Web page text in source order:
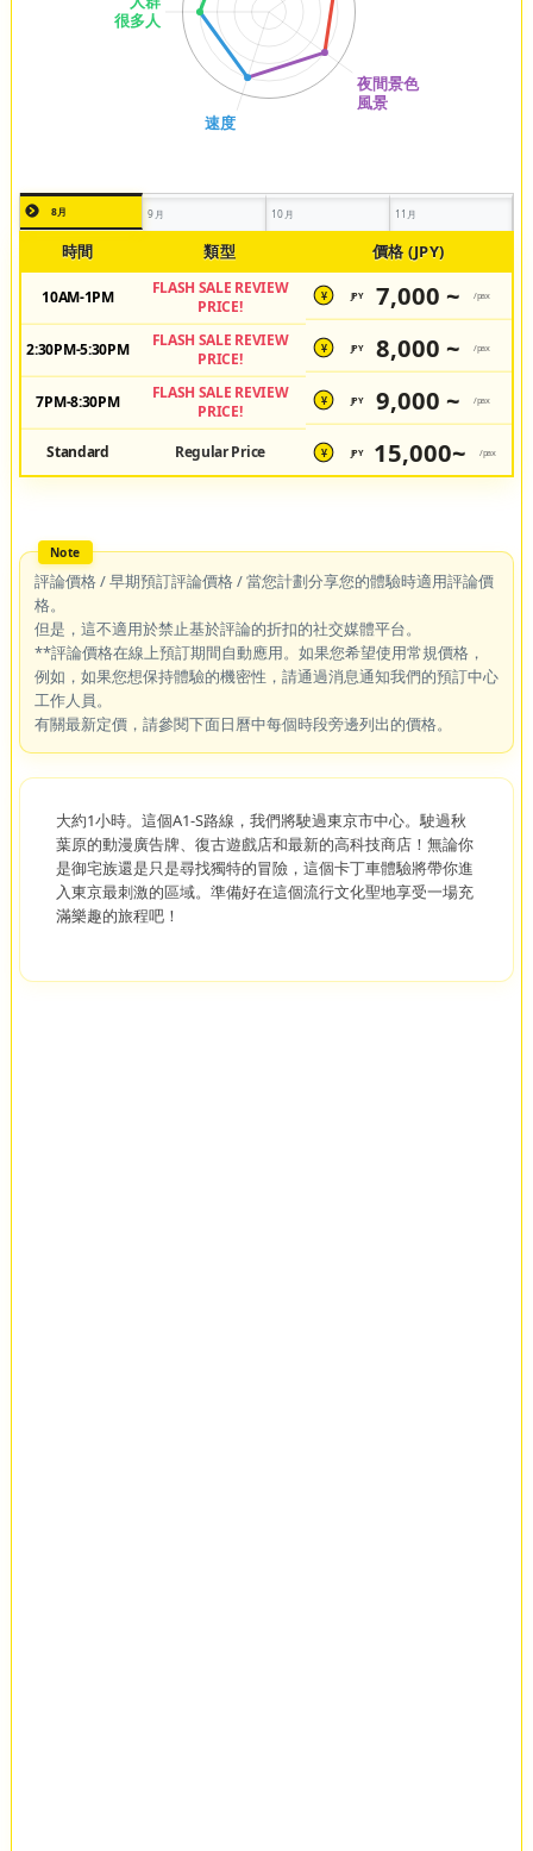
8月 9月 10月 11月
時間 類型 價格 (JPY)
10AM-1PM
FLASH SALE REVIEW
PRICE!
¥ JPY 7,000 ~ /pax
2:30PM-5:30PM
FLASH SALE REVIEW
PRICE!
¥ JPY 8,000 ~ /pax
7PM-8:30PM
FLASH SALE REVIEW
PRICE!
¥ JPY 9,000 ~ /pax
Standard Regular Price ¥ JPY 15,000~ /pax
評論價格 / 早期預訂評論價格 / 當您計劃分享您的體驗時適用評論價
格。
但是，這不適用於禁止基於評論的折扣的社交媒體平台。
**評論價格在線上預訂期間自動應用。如果您希望使用常規價格，
例如，如果您想保持體驗的機密性，請通過消息通知我們的預訂中心
工作人員。
有關最新定價，請參閱下面日曆中每個時段旁邊列出的價格。
大約1小時。這個A1-S路線，我們將駛過東京市中心。駛過秋
葉原的動漫廣告牌、復古遊戲店和最新的高科技商店！無論你
是御宅族還是只是尋找獨特的冒險，這個卡丁車體驗將帶你進
入東京最刺激的區域。準備好在這個流行文化聖地享受一場充
滿樂趣的旅程吧！